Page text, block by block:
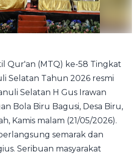
Qur'an (MTQ) ke-58 Tingkat
Selatan Tahun 2026 resmi
Selatan H Gus Irawan
Bola Biru Bagusi, Desa Biru,
Kamis malam (21/05/2026).
semarak dan
Seribuan masyarakat